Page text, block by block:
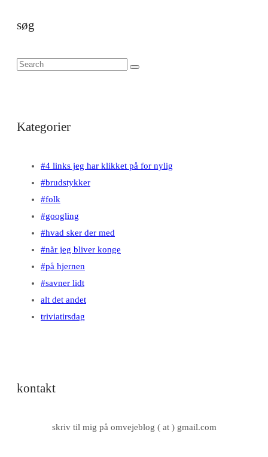
søg
Kategorier
#4 links jeg har klikket på for nylig
#brudstykker
#folk
#googling
#hvad sker der med
#når jeg bliver konge
#på hjernen
#savner lidt
alt det andet
triviatirsdag
kontakt
skriv til mig på omvejeblog ( at ) gmail.com